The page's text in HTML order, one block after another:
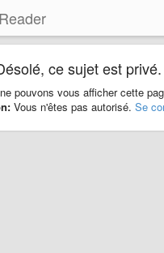
ce sujet est privé.
pouvons vous afficher cette
Vous n'êtes pas autorisé. Se